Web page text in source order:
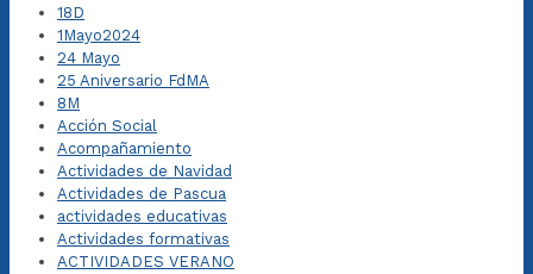
18D
1Mayo2024
24 Mayo
25 Aniversario FdMA
8M
Acción Social
Acompañamiento
Actividades de Navidad
Actividades de Pascua
actividades educativas
Actividades formativas
ACTIVIDADES VERANO